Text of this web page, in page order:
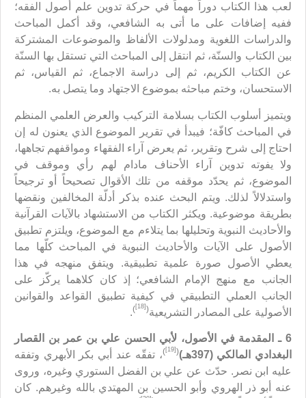
لعب هذا الكتاب دوراً مهماً في حركة تدوين علم أصول الفقه؛
ففيه إضافات على ما أتى به الشافعي، وقد أكمل المباحث
والدراسات اللغوية ومدلولات الألفاظ والموضوعات المشتركة
بين الكتاب والسنّة، ثم انتقل إلى المباحث التي تستقل بها السنّة
عن الكتاب الكريم، ثم إلى دراسة الاجماع، ثم القياس، ثم
الاستحسان، وختم مباحثه بموضوع الاجتهاد وما يتصل به.
ويتميز أسلوب الكتاب بسلامة التركيب والعرض العلمي المنظم
في المباحث كافّة؛ فيبدأ في تقرير الموضوع الذي يعنون له إن
احتاج إلى شرح وتقرير، ثم يعرض آراء الفقهاء ومواقفهم تجاهها،
ولا يفوته تدوين آراء الأحناف مادام لهم رأي وموقف في
الموضوع، ثم يحدّد موقفه من تلك الأقوال تصحيحاً أو ترجيحاً
واستدلالاً لذلك. ويتم البحث عنده بذكر أدلّة المخالفين ونقضها
بطريقة موضوعية. ويكثر الكتاب من الاستشهاد بالآيات القرآنية
والأحاديث النبوية وتحليلها بما يتلاءم مع الموضوع، ويلتزم تطبيق
الأصول على الآيات والأحاديث النبوية في المباحث كلّها مما
يعطي الأصول صورة علمية تطبيقية. ويتفق منهجه في هذا
الجانب مع منهج الإمام الشافعي؛ إذ كان كلاهما يركّز على
الجانب العملي التطبيقي في كيفية تطبيق القواعد والقوانين
الأصولية على المصادر التشريعية(
[18]
)
.
6 ـ المقدمة في الأصول، لأبي الحسن علي بن عمر بن القصار
البغدادي المالكي (397هـ)
(
[19]
)، تفقّه عند أبي بكر الأبهري وتفقه
عليه ابن نصر. حدّث عن علي بن الفضل الستوري وغيره، وروى
عنه أبو ذر الهروي وأبو الحسين بن المهتدي بالله وغيرهم. كان